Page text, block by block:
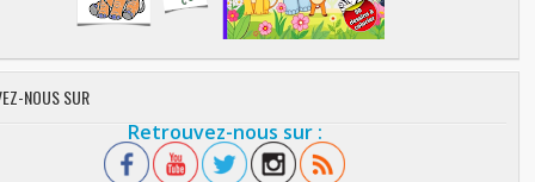
NOUS SUR
Retrouvez-nous sur :